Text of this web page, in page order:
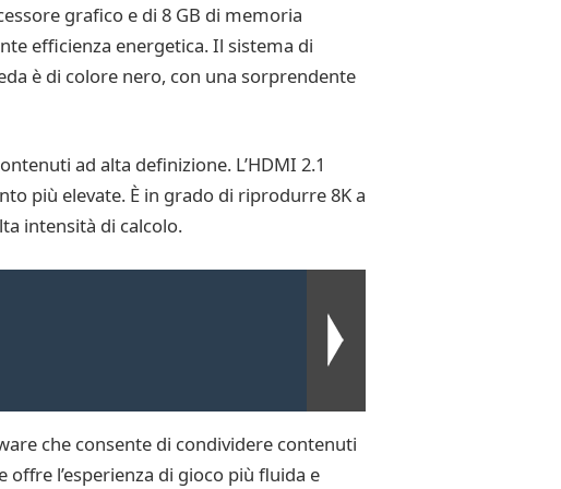
grafico e di 8 GB di memoria
efficienza energetica. Il sistema di
è di colore nero, con una sorprendente
ad alta definizione. L’HDMI 2.1
più elevate. È in grado di riprodurre 8K a
intensità di calcolo.
che consente di condividere contenuti
l’esperienza di gioco più fluida e